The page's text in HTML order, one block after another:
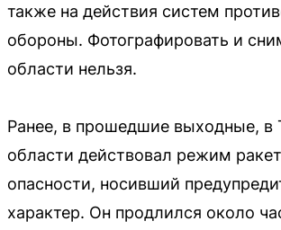
также на действия систем
обороны. Фотографировать и
области нельзя.
Ранее, в прошедшие выходные, в
области действовал режим
опасности, носивший
характер. Он продлился около